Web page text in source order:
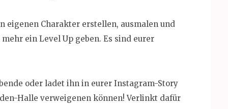
eigenen Charakter erstellen, ausmalen und
ein Level Up geben. Es sind eurer
oder ladet ihn in eurer Instagram-Story
Halle verweigenen können! Verlinkt dafür